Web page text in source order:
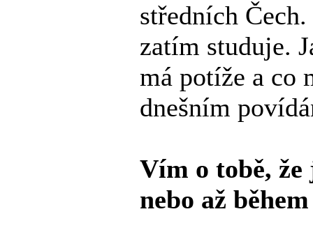
středních
zatím studuje.
má potíže a co
dnešním
Vím o tobě, že
nebo až